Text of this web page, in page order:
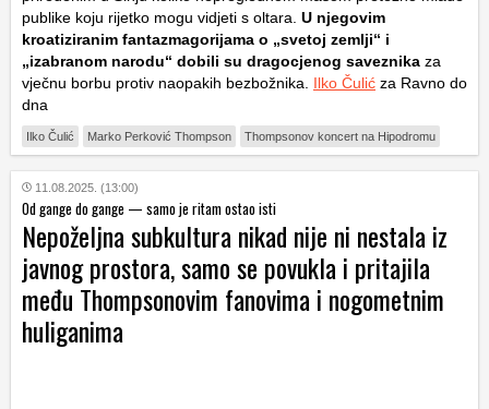
publike koju rijetko mogu vidjeti s oltara. U njegovim
kroatiziranim fantazmagorijama o „svetoj zemlji“ i
„izabranom narodu“ dobili su dragocjenog saveznika za
vječnu borbu protiv naopakih bezbožnika. Ilko Čulić za Ravno do
dna
Ilko Čulić Marko Perković Thompson Thompsonov koncert na Hipodromu
11.08.2025. (13:00)
Od gange do gange — samo je ritam ostao isti
Nepoželjna subkultura nikad nije ni nestala iz
javnog prostora, samo se povukla i pritajila
među Thompsonovim fanovima i nogometnim
huliganima